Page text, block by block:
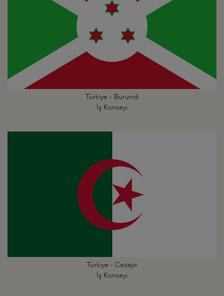
Türkiye - Burundi
İş Konseyi
Türkiye - Cezayir
İş Konseyi